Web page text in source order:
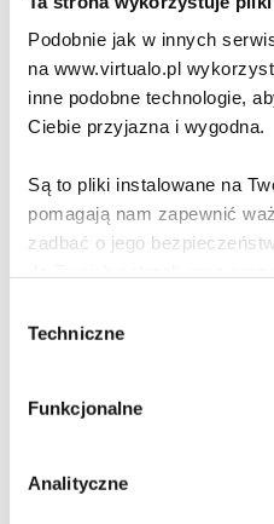
Podobnie jak w innych
na www.virtualo.pl
inne podobne technologie,
Ciebie przyjazna i wygodna.
Są to pliki instalowane na
pomagają nam zapewnić
zadbać o jego
Poza plikami, które są nam
i bezpiecznego działania
wymagają Twojej zgody.
Każda udzielona zgoda
zgody
Techniczne
Funkcjonalne
Analityczne
Do